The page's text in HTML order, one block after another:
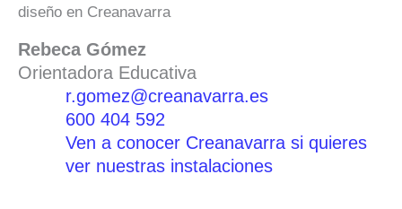
diseño en Creanavarra
Rebeca Gómez
Orientadora Educativa
r.gomez@creanavarra.es
600 404 592
Ven a conocer Creanavarra si quieres
ver nuestras instalaciones